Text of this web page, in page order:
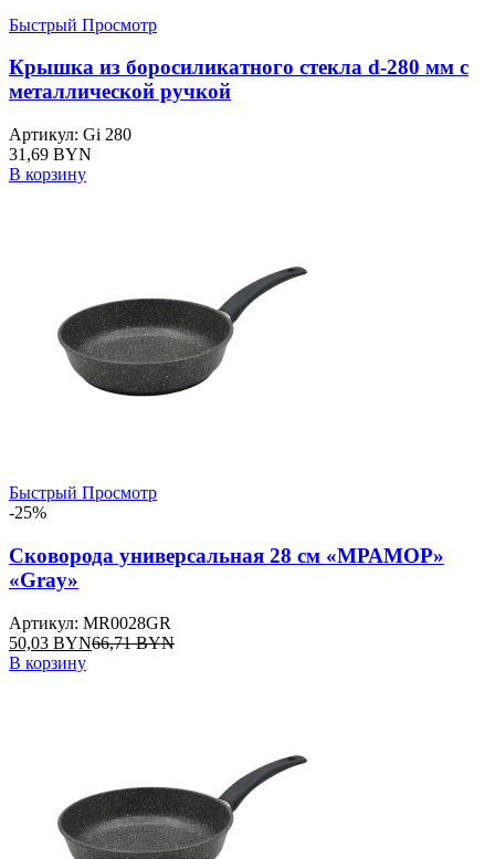
Быстрый Просмотр
Крышка из боросиликатного стекла d-280 мм с
металлической ручкой
Артикул: Gi 280
31,69 BYN
В корзину
Быстрый Просмотр
-25%
Сковорода универсальная 28 см «МРАМОР»
«Gray»
Артикул: MR0028GR
50,03 BYN66,71BYN
В корзину